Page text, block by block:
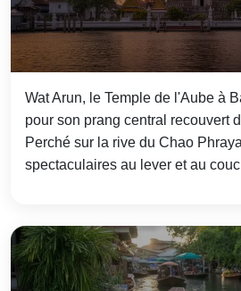
Wat Arun, le Temple de l'Aube à
pour son prang central recouvert
Perché sur la rive du Chao
spectaculaires au lever et au